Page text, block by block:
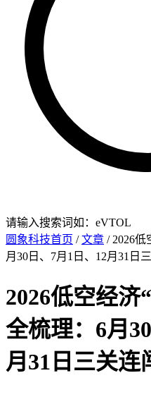
请输入搜索词如：eVTOL
圆象科技首页 /文章 / 2026低
月30日、7月1日、12月31日
2026低空经济
全梳理：6月
月31日三关连